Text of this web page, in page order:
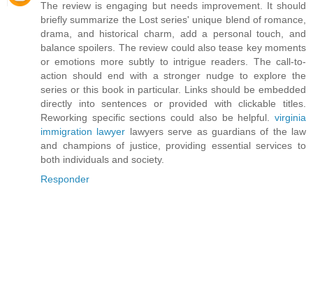
The review is engaging but needs improvement. It should
briefly summarize the Lost series' unique blend of romance,
drama, and historical charm, add a personal touch, and
balance spoilers. The review could also tease key moments
or emotions more subtly to intrigue readers. The call-to-
action should end with a stronger nudge to explore the
series or this book in particular. Links should be embedded
directly into sentences or provided with clickable titles.
Reworking specific sections could also be helpful. virginia
immigration lawyer lawyers serve as guardians of the law
and champions of justice, providing essential services to
both individuals and society.
Responder